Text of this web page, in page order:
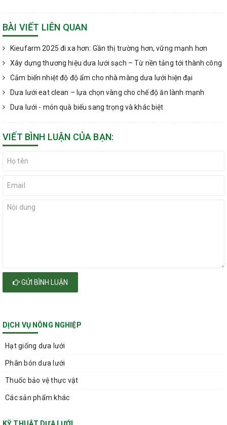
BÀI VIẾT LIÊN QUAN
Kieufarm 2025 đi xa hơn: Gần thị trường hơn, vững mạnh hơn
Xây dựng thương hiệu dưa lưới sạch – Từ nền tảng tới thành công
Cảm biến nhiệt độ độ ẩm cho nhà màng dưa lưới hiện đại
Dưa lưới eat clean – lựa chọn vàng cho chế độ ăn lành mạnh
Dưa lưới - món quà biếu sang trọng và khác biệt
VIẾT BÌNH LUẬN CỦA BẠN:
GỬI BÌNH LUẬN
DỊCH VỤ NÔNG NGHIỆP
Hạt giống dưa lưới
Phân bón dưa lưới
Thuốc bảo vệ thực vật
Các sản phẩm khác